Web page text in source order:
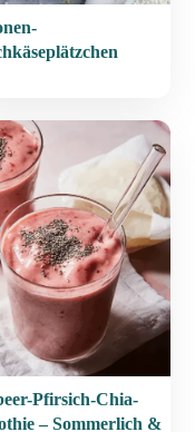
Pfirsich-Chia-
– Sommerlich &